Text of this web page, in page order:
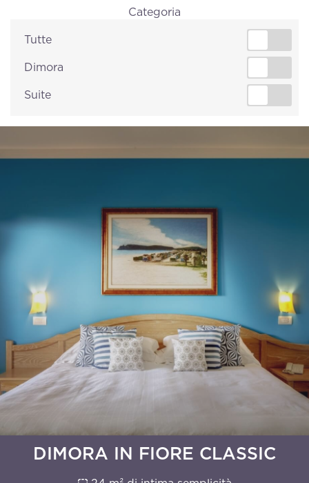
Categoria
Tutte
Dimora
Suite
DIMORA IN FIORE CLASSIC
Richiedi
informazioni